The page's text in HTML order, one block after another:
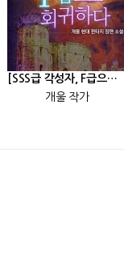
[SSS급 각성자, F급으로 회귀하다] 25화
개울 작가